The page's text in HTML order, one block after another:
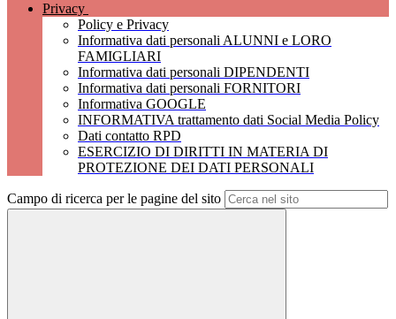
Privacy
Policy e Privacy
Informativa dati personali ALUNNI e LORO
FAMIGLIARI
Informativa dati personali DIPENDENTI
Informativa dati personali FORNITORI
Informativa GOOGLE
INFORMATIVA trattamento dati Social Media Policy
Dati contatto RPD
ESERCIZIO DI DIRITTI IN MATERIA DI
PROTEZIONE DEI DATI PERSONALI
Campo di ricerca per le pagine del sito